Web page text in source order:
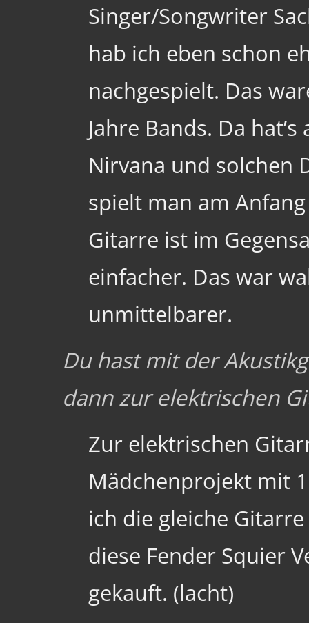
Singer/Songwriter
hab ich eben schon
nachgespielt. Das
Jahre Bands. Da
Nirvana und solchen
spielt man am
Gitarre ist im
einfacher. Das war
unmittelbarer.
Du hast mit der
dann zur elektrischen
Zur elektrischen
Mädchenprojekt mit
ich die gleiche
diese Fender Squier
gekauft. (lacht)